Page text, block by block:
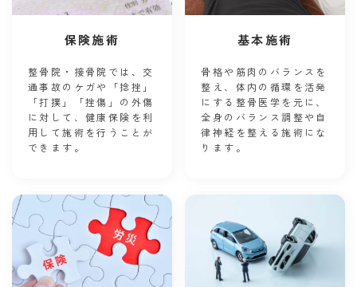
保険施術
整骨院・接骨院では、交
通事故のケガや「捻挫」
「打撲」「挫傷」の外傷
に対して、健康保険を利
用して施術を行うことが
できます。
基本施術
骨格や筋肉のバランスを
整え、体内の循環を活発
にする整骨医学を元に、
全身のバランス調整や自
律神経を整える施術にな
ります。